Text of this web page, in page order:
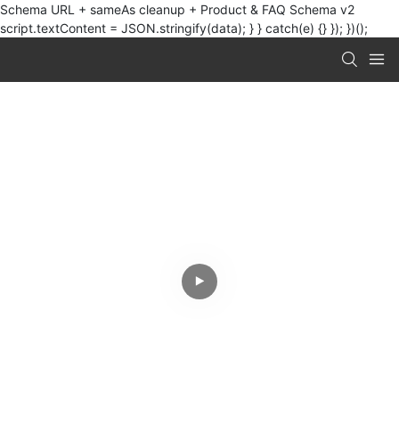
Schema URL + sameAs cleanup + Product & FAQ Schema v2
script.textContent = JSON.stringify(data); } } catch(e) {} }); })();